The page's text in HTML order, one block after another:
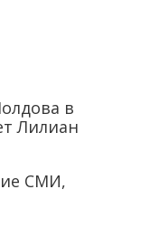
в
Лилиан
СМИ,